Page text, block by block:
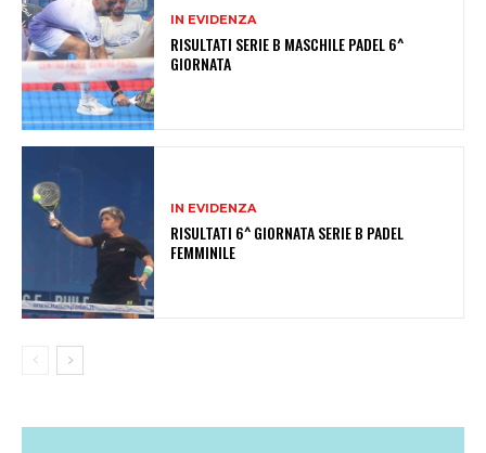
IN EVIDENZA
RISULTATI SERIE B MASCHILE PADEL 6^
GIORNATA
IN EVIDENZA
RISULTATI 6^ GIORNATA SERIE B PADEL
FEMMINILE